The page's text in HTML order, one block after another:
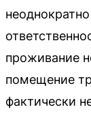
проживание
помещение
фактически